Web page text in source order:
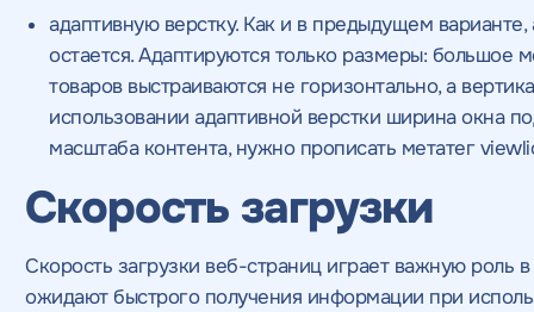
адаптивную верстку. Как и в предыдущем
остается. Адаптируются только размеры: большое
товаров выстраиваются не горизонтально, а
использовании адаптивной верстки ширина окна
масштаба контента, нужно прописать метатег
Скорость загрузки
Скорость загрузки веб-страниц играет важную роль
ожидают быстрого получения информации при